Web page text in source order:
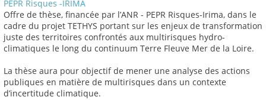
PEPR Risques -IRIMA
Offre de thèse, financée par l’ANR - PEPR Risques-Irima, dans le
cadre du projet TETHYS portant sur les enjeux de transformation
juste des territoires confrontés aux multirisques hydro-
climatiques le long du continuum Terre Fleuve Mer de la Loire.
La thèse aura pour objectif de mener une analyse des actions
publiques en matière de multirisques dans un contexte
d’incertitude climatique.